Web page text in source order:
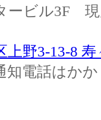
ービル3F 現
上野3-13-8
知電話はか